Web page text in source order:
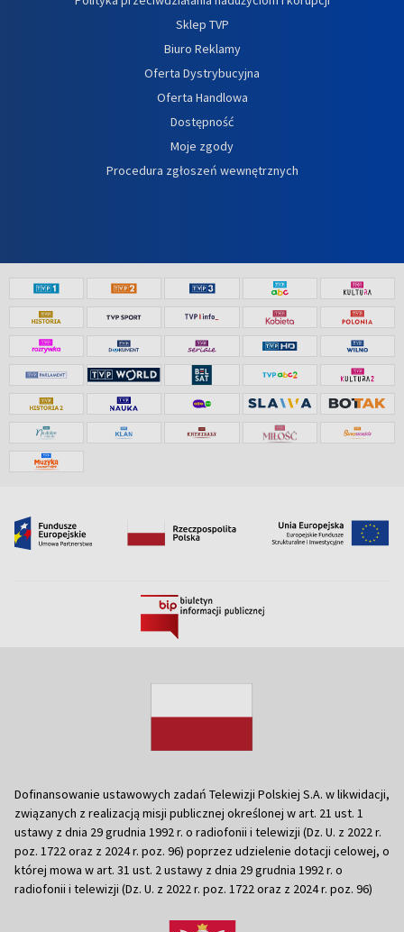
Sklep TVP
Biuro Reklamy
Oferta Dystrybucyjna
Oferta Handlowa
Dostępność
Moje zgody
Procedura zgłoszeń wewnętrznych
Dofinansowanie ustawowych zadań Telewizji Polskiej S.A. w likwidacji,
związanych z realizacją misji publicznej określonej w art. 21 ust. 1
ustawy z dnia 29 grudnia 1992 r. o radiofonii i telewizji (Dz. U. z 2022 r.
poz. 1722 oraz z 2024 r. poz. 96) poprzez udzielenie dotacji celowej, o
której mowa w art. 31 ust. 2 ustawy z dnia 29 grudnia 1992 r. o
radiofonii i telewizji (Dz. U. z 2022 r. poz. 1722 oraz z 2024 r. poz. 96)